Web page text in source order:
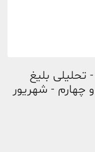
تحلیلی بلیغ
- شهریور